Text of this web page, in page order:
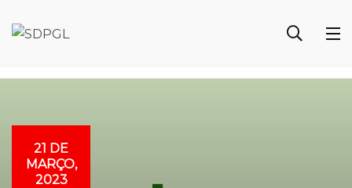
21 DE
MARÇO,
2023